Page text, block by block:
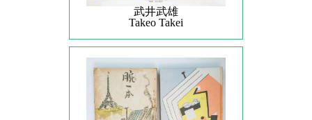
武井武雄
Takeo Takei